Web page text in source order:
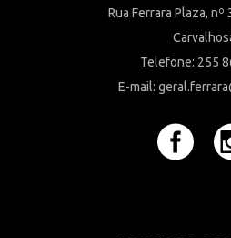
Rua Ferrara Plaza,
Telefone: 255
E-mail: